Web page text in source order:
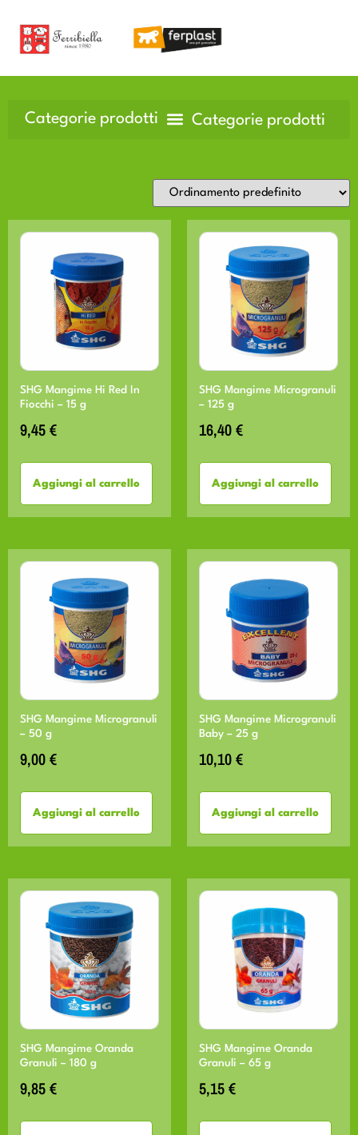
SHG Mangime Hi Red In
Fiocchi – 15 g
9,45€
Aggiungi al carrello
SHG Mangime Microgranuli
– 125 g
16,40€
Aggiungi al carrello
SHG Mangime Microgranuli
– 50 g
9,00€
Aggiungi al carrello
SHG Mangime Microgranuli
Baby – 25 g
10,10€
Aggiungi al carrello
SHG Mangime Oranda
Granuli – 180 g
9,85€
SHG Mangime Oranda
Granuli – 65 g
5,15€